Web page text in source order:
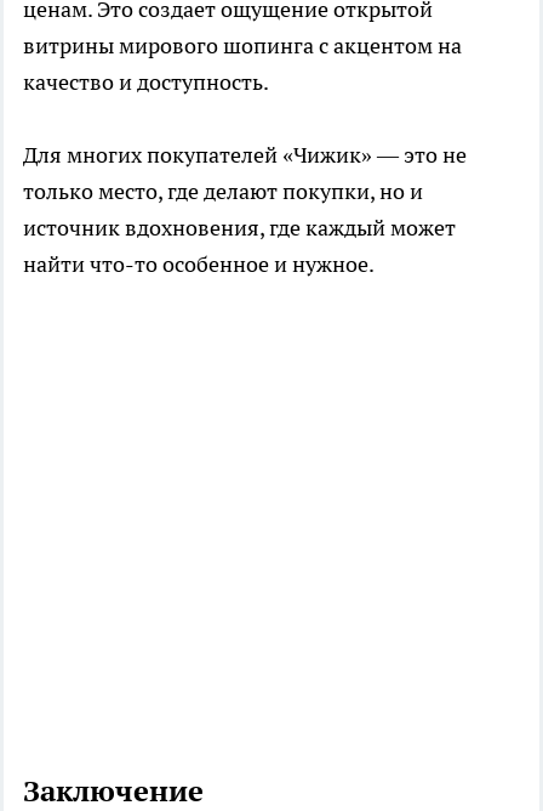
ценам. Это создает ощущение открытой
витрины мирового шопинга с акцентом на
качество и доступность.
Для многих покупателей «Чижик» — это не
только место, где делают покупки, но и
источник вдохновения, где каждый может
найти что-то особенное и нужное.
Заключение